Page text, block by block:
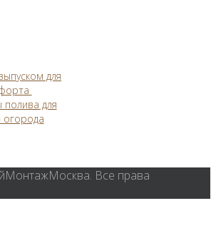
для
полива для
огорода
Все права